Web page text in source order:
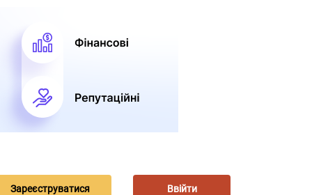
Зареєструватися Ввійти